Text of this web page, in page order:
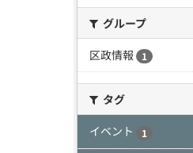
グループ
区政情報
1
タグ
イベント
1